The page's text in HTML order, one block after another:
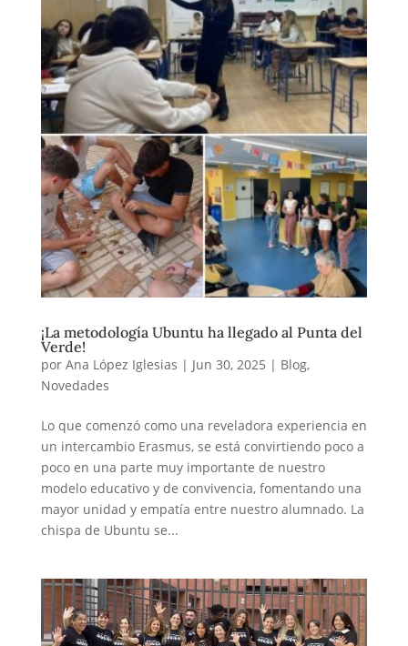
¡La metodología Ubuntu ha llegado al Punta del
Verde!
por Ana López Iglesias | Jun 30, 2025 | Blog,
Novedades
Lo que comenzó como una reveladora experiencia en
un intercambio Erasmus, se está convirtiendo poco a
poco en una parte muy importante de nuestro
modelo educativo y de convivencia, fomentando una
mayor unidad y empatía entre nuestro alumnado. La
chispa de Ubuntu se...